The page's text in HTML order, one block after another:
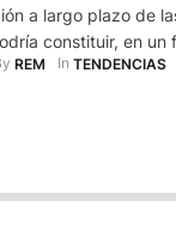
a largo plazo de
constituir, en un
a la
REM In TENDENCIAS